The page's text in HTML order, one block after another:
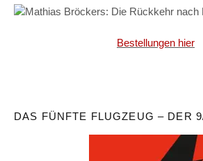
Bestellungen hier
DAS FÜNFTE FLUGZEUG – DER